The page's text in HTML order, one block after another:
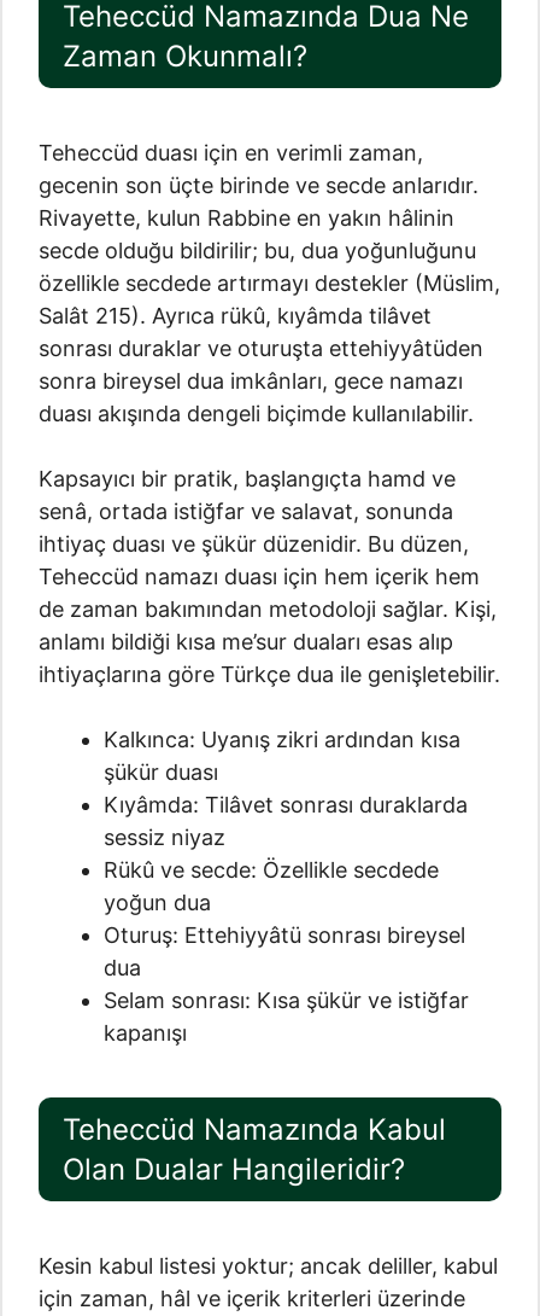
Teheccüd Namazında Dua Ne
Zaman Okunmalı?
Teheccüd duası için en verimli zaman,
gecenin son üçte birinde ve secde anlarıdır.
Rivayette, kulun Rabbine en yakın hâlinin
secde olduğu bildirilir; bu, dua yoğunluğunu
özellikle secdede artırmayı destekler (Müslim,
Salât 215). Ayrıca rükû, kıyâmda tilâvet
sonrası duraklar ve oturuşta ettehiyyâtüden
sonra bireysel dua imkânları, gece namazı
duası akışında dengeli biçimde kullanılabilir.
Kapsayıcı bir pratik, başlangıçta hamd ve
senâ, ortada istiğfar ve salavat, sonunda
ihtiyaç duası ve şükür düzenidir. Bu düzen,
Teheccüd namazı duası için hem içerik hem
de zaman bakımından metodoloji sağlar. Kişi,
anlamı bildiği kısa me’sur duaları esas alıp
ihtiyaçlarına göre Türkçe dua ile genişletebilir.
Kalkınca: Uyanış zikri ardından kısa
şükür duası
Kıyâmda: Tilâvet sonrası duraklarda
sessiz niyaz
Rükû ve secde: Özellikle secdede
yoğun dua
Oturuş: Ettehiyyâtü sonrası bireysel
dua
Selam sonrası: Kısa şükür ve istiğfar
kapanışı
Teheccüd Namazında Kabul
Olan Dualar Hangileridir?
Kesin kabul listesi yoktur; ancak deliller, kabul
için zaman, hâl ve içerik kriterleri üzerinde